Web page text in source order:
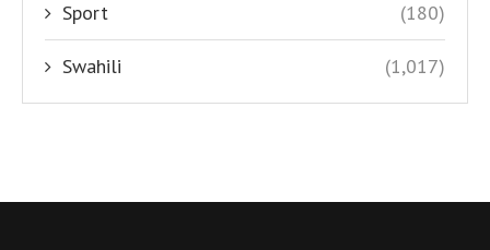
Sport (180)
Swahili (1,017)